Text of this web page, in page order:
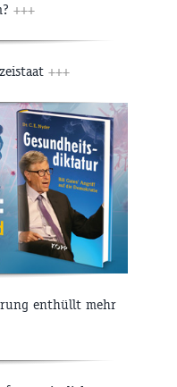
+++
+++
enthüllt mehr